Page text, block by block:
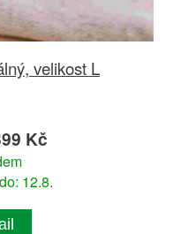
velikost L
Kč
12.8.